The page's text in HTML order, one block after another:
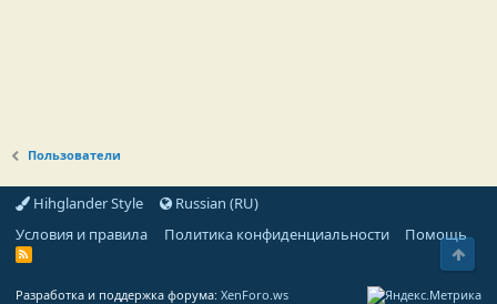
Пользователи
Hihglander Style
Russian (RU)
Условия и правила
Политика конфиденциальности Помощь
R
Разработка и поддержка форума: XenForo.ws